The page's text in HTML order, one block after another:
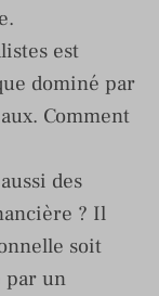
est
dominé par
Comment
des
? Il
soit
par un